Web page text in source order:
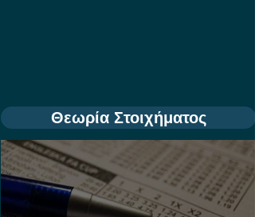
Θεωρία Στοιχήματος